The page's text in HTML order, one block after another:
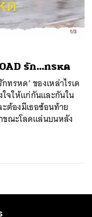
รัก…ทรหด
ทรหด’ ของเหล่าไรเด
จให้แก่กันและกันใน
ะต้องมีเธอซ้อนท้าย
ขณะโลดแล่นบนหลัง
EMAIL